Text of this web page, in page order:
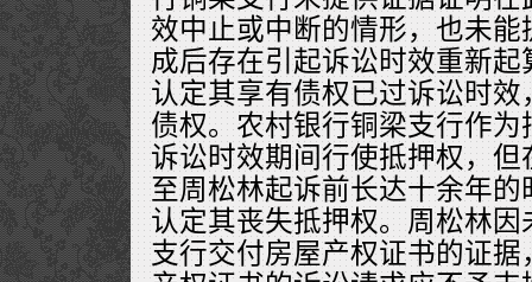
效中止或中断的情形，也未
成后存在引起诉讼时效重新
认定其享有债权已过诉讼时
债权。农村银行铜梁支行作
诉讼时效期间行使抵押权，
至周松林起诉前长达十余年
认定其丧失抵押权。周松林
支行交付房屋产权证书的证